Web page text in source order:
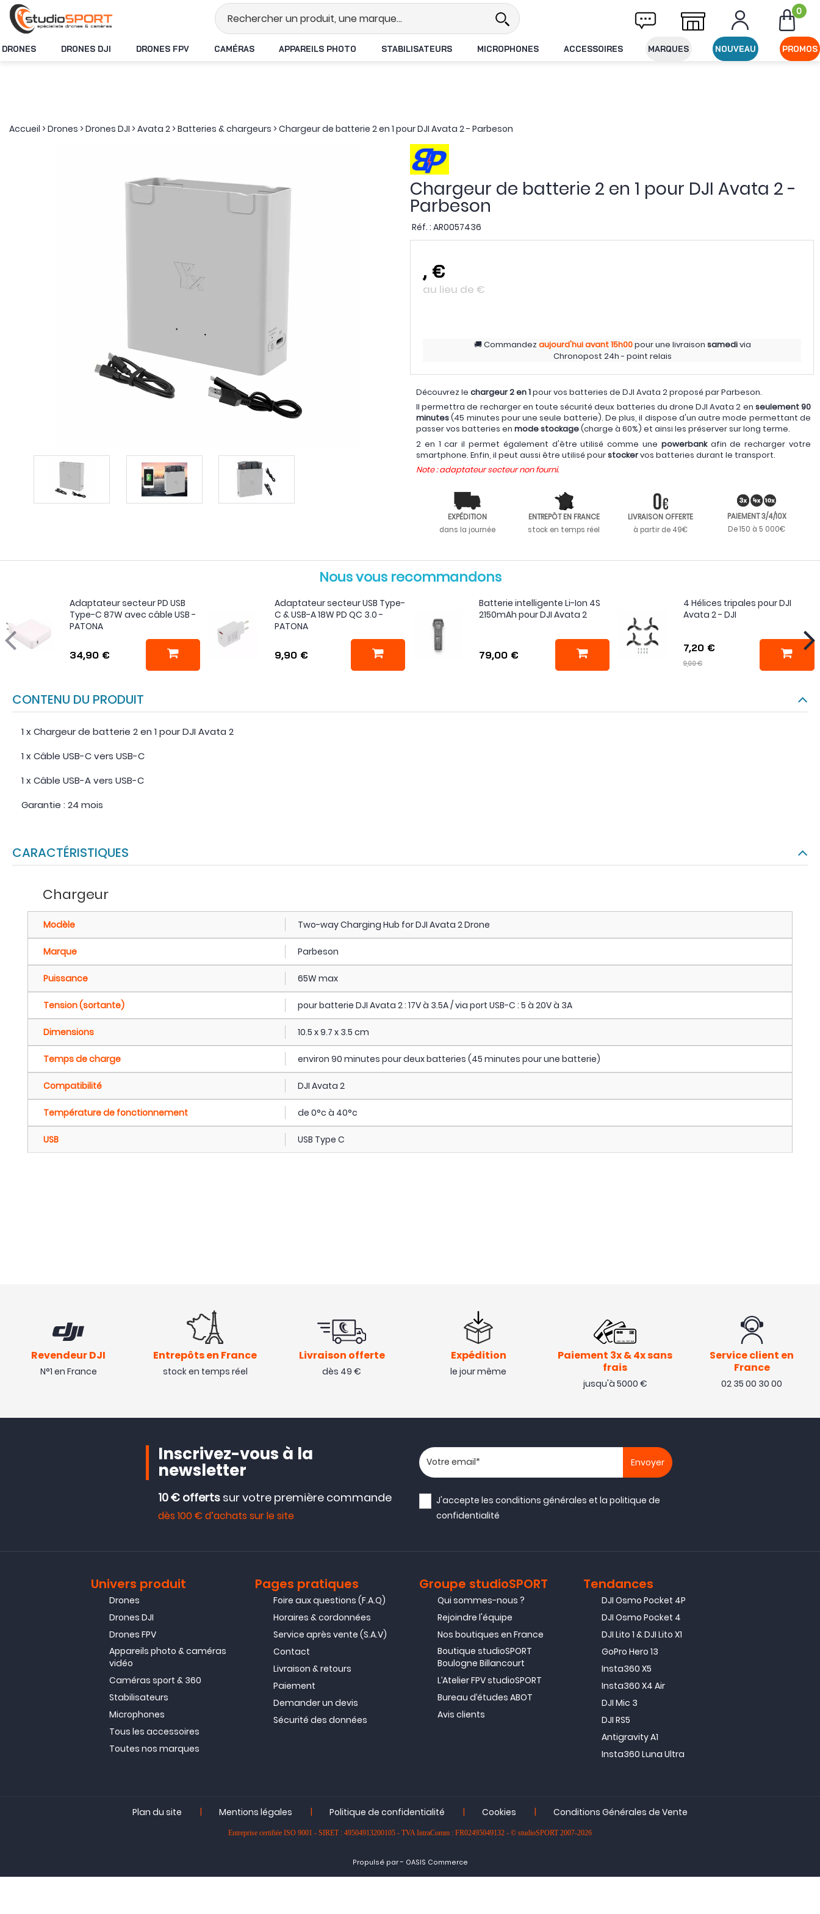
Stock en temps réel Livraison offerte dès 49€ d'achat 0
DRONES DRONES DJI DRONES FPV CAMÉRAS APPAREILS PHOTO STABILISATEURS MICROPHONES ACCESSOIRES MARQUES NOUVEAU PROMOS
Accueil >Drones >Drones DJI >Avata 2>Batteries & chargeurs >Chargeur de batterie 2 en 1 pour DJI Avata 2 - Parbeson
Chargeur de batterie 2 en 1 pour DJI Avata 2 -
Parbeson
Réf. : AR0057436
, €
au lieu de €
Commandezaujourd'huiavant 15h00pour une livraison samedivia
Chronopost 24h - point relais
Découvrez le chargeur 2 en 1pour vos batteries de DJI Avata 2 proposé par Parbeson.
Il permettra de recharger en toute sécurité deux batteries du drone DJI Avata 2 en seulement 90
minutes(45 minutes pour une seule batterie). De plus, il dispose d'un autre mode permettant de
passer vos batteries en mode stockage(charge à 60%) et ainsi les préserver sur long terme.
2 en 1 car il permet également d'être utilisé comme une powerbankafin de recharger votre
smartphone. Enfin, il peut aussi être utilisé pourstockervos batteries durant le transport.
Note : adaptateur secteur non fourni.
EXPÉDITION
dans la journée
ENTREPÔT EN FRANCE
stock en temps réel
LIVRAISON OFFERTE
à partir de 49€
PAIEMENT 3/4/10X
De 150 à 5 000€
Nous vous recommandons
Adaptateur secteur PD USB
Type-C 87W avec câble USB -
PATONA
34,90 €
Adaptateur secteur USB Type-
C & USB-A 18W PD QC 3.0 -
PATONA
9,90 €
Batterie intelligente Li-Ion 4S
2150mAh pour DJI Avata 2
79,00 €
4 Hélices tripales pour DJI
Avata 2 - DJI
7,20 €
9,00 €
CONTENU DU PRODUIT
1 x Chargeur de batterie 2 en 1 pour DJI Avata 2
1 x Câble USB-C vers USB-C
1 x Câble USB-A vers USB-C
Garantie : 24 mois
CARACTÉRISTIQUES
Chargeur
Modèle Two-way Charging Hub for DJI Avata 2 Drone
Marque Parbeson
Puissance 65W max
Tension (sortante) pour batterie DJI Avata 2 : 17V à 3.5A / via port USB-C : 5 à 20V à 3A
Dimensions 10.5 x 9.7 x 3.5 cm
Temps de charge environ 90 minutes pour deux batteries (45 minutes pour une batterie)
Compatibilité DJI Avata 2
Température de fonctionnement de 0°c à 40°c
USB USB Type C
Revendeur DJI
N°1 en France
Entrepôts en France
stock en temps réel
Livraison offerte
dès 49 €
Expédition
le jour même
Paiement 3x & 4x sans
frais
jusqu'à 5000 €
Service client en
France
02 35 00 30 00
Inscrivez-vous à la
newsletter
10 € offerts sur votre première commande
dès 100 € d’achats sur le site
Votre adresse email
J'accepte lesconditions générales et lapolitique de
confidentialité
Univers produit
Drones
Drones DJI
Drones FPV
Appareils photo & caméras
vidéo
Caméras sport & 360
Stabilisateurs
Microphones
Tous les accessoires
Toutes nos marques
Pages pratiques
Foire aux questions (F.A.Q)
Horaires & cordonnées
Service après vente (S.A.V)
Contact
Livraison & retours
Paiement
Demander un devis
Sécurité des données
Groupe studioSPORT
Qui sommes-nous ?
Rejoindre l'équipe
Nos boutiques en France
Boutique studioSPORT
Boulogne Billancourt
L’Atelier FPV studioSPORT
Bureau d’études ABOT
Avis clients
Tendances
DJI Osmo Pocket 4P
DJI Osmo Pocket 4
DJI Lito 1 & DJI Lito X1
GoPro Hero 13
Insta360 X5
Insta360 X4 Air
DJI Mic 3
DJI RS5
Antigravity A1
Insta360 Luna Ultra
Plan du site | Mentions légales | Politique de confidentialité | Cookies | Conditions Générales de Vente
Entreprise certifiée ISO 9001 - SIRET : 49504913200105 - TVA IntraComm : FR02495049132 - © studioSPORT 2007-2026
Propulsé par- OASIS Commerce